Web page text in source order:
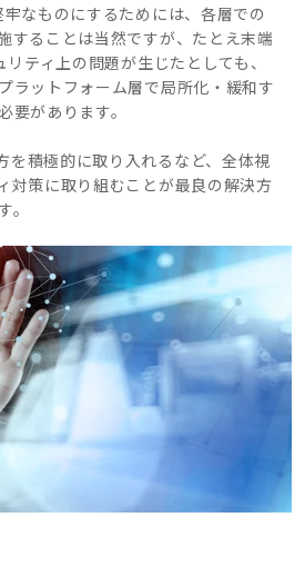
なものにするためには、各層での
することは当然ですが、たとえ末端
ティ上の問題が生じたとしても、
ラットフォーム層で局所化・緩和す
要があります。
を積極的に取り入れるなど、全体視
対策に取り組むことが最良の解決方